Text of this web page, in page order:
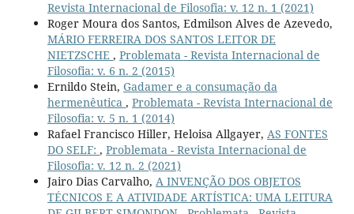
Revista Internacional de Filosofia: v. 12 n. 1 (2021)
Roger Moura dos Santos, Edmilson Alves de Azevedo,
MÁRIO FERREIRA DOS SANTOS LEITOR DE
NIETZSCHE , Problemata - Revista Internacional de
Filosofia: v. 6 n. 2 (2015)
Ernildo Stein, Gadamer e a consumação da
hermenêutica , Problemata - Revista Internacional de
Filosofia: v. 5 n. 1 (2014)
Rafael Francisco Hiller, Heloisa Allgayer, AS FONTES
DO SELF: , Problemata - Revista Internacional de
Filosofia: v. 12 n. 2 (2021)
Jairo Dias Carvalho, A INVENÇÃO DOS OBJETOS
TÉCNICOS E A ATIVIDADE ARTÍSTICA: UMA LEITURA